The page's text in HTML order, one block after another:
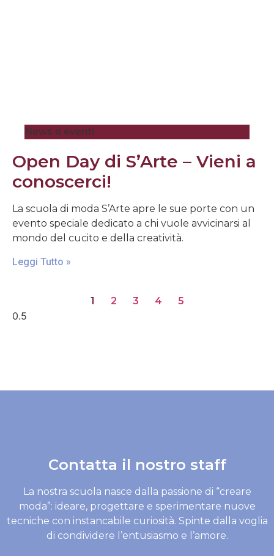
News e eventi
Open Day di S’Arte – Vieni a
conoscerci!
La scuola di moda S’Arte apre le sue porte con un
evento speciale dedicato a chi vuole avvicinarsi al
mondo del cucito e della creatività.
Leggi Tutto »
1 2 3 4 5
Contatta il nostro staff
La nostra scuola nasce dalla passione di “creare
moda”: ideare, progettare e sperimentare nuove
tecniche con instancabile curiosità. Spinte dalla voglia
di condividere l’entusiasmo e l’amore.